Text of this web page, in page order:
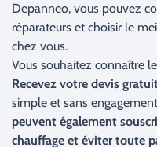
Depanneo, vous pouvez
réparateurs et choisir le
chez vous.
Vous souhaitez connaître
Recevez votre devis
simple et sans
peuvent également
chauffage et éviter toute